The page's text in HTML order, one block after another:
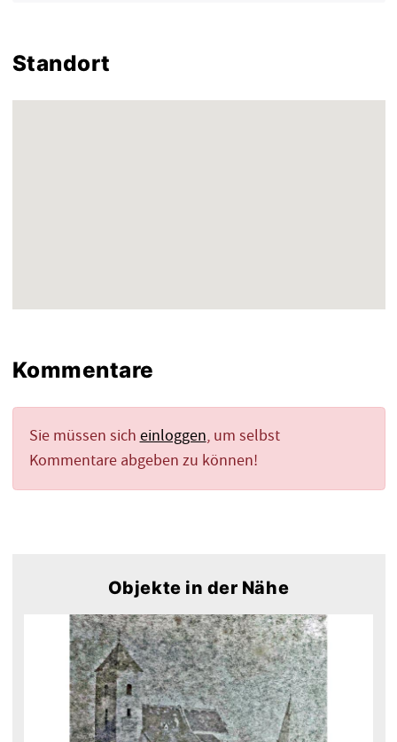
Standort
Kommentare
Sie müssen sich einloggen, um selbst
Kommentare abgeben zu können!
Objekte in der Nähe